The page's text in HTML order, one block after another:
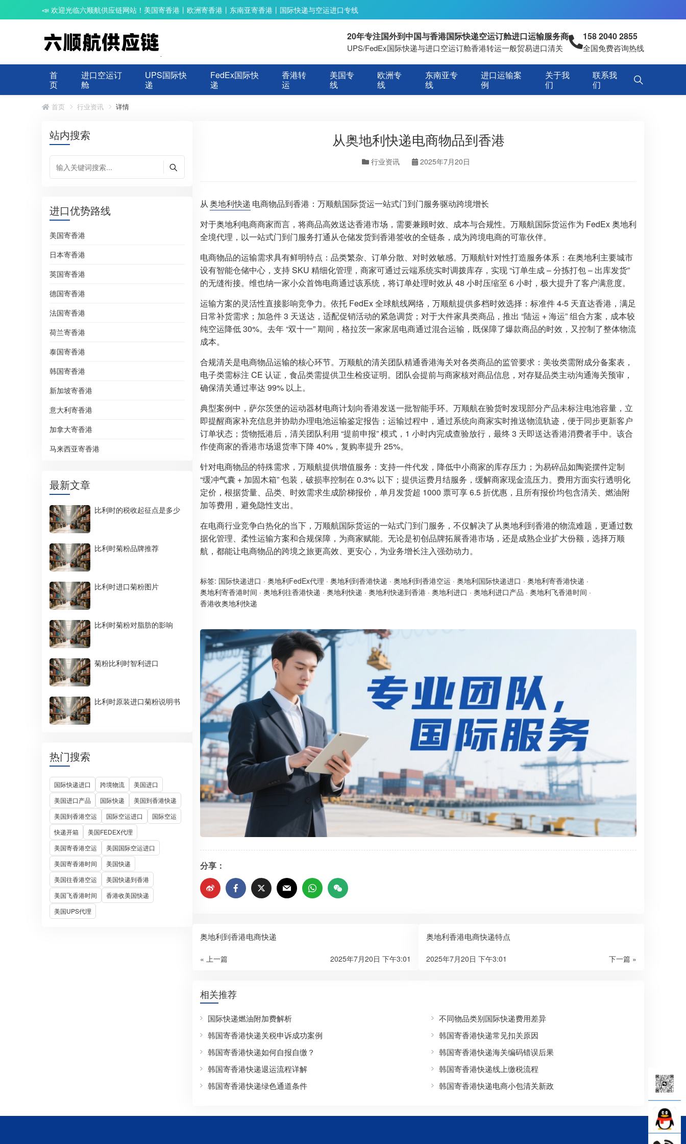
📣 欢迎光临六顺航供应链网站！美国寄香港丨欧洲寄香港丨东南亚寄香港丨国际快递与空运进口专线
20年专注国外到中国与香港国际快递空运订舱进口运输服务商
UPS/FedEx国际快递与进口空运订舱香港转运一般贸易进口清关
158 2040 2855
全国免费咨询热线
首
页
进口空运订
舱
UPS国际快
递
FedEx国际快
递
香港转
运
美国专
线
欧洲专
线
东南亚专
线
进口运输案
例
关于我
们
联系我
们
首页 行业资讯 详情
站内搜索
进口优势路线
美国寄香港
日本寄香港
英国寄香港
德国寄香港
法国寄香港
荷兰寄香港
泰国寄香港
韩国寄香港
新加坡寄香港
意大利寄香港
加拿大寄香港
马来西亚寄香港
最新文章
比利时的税收起征点是多少
比利时菊粉品牌推荐
比利时进口菊粉图片
比利时菊粉对脂肪的影响
菊粉比利时智利进口
比利时原装进口菊粉说明书
热门搜索
国际快递进口 跨境物流
美国进口
美国进口产品
国际快递
美国到香港快递
美国到香港空运
国际空运进口
国际空运
快递开箱
美国FEDEX代理
美国寄香港空运
美国国际空运进口
美国寄香港时间
美国快递
美国往香港空运
美国快递到香港
美国飞香港时间
香港收美国快递
美国UPS代理
从奥地利快递电商物品到香港
行业资讯 2025年7月20日
从奥地利快递 电商物品到香港：万顺航国际货运一站式门到门服务驱动跨境增长
对于奥地利电商商家而言，将商品高效送达香港市场，需要兼顾时效、成本与合规性。万顺航国际货运作为 FedEx 奥地利
全境代理，以一站式门到门服务打通从仓储发货到香港签收的全链条，成为跨境电商的可靠伙伴。
电商物品的运输需求具有鲜明特点：品类繁杂、订单分散、对时效敏感。万顺航针对性打造服务体系：在奥地利主要城市
设有智能仓储中心，支持 SKU 精细化管理，商家可通过云端系统实时调拨库存，实现 “订单生成 – 分拣打包 – 出库发货”
的无缝衔接。维也纳一家小众首饰电商通过该系统，将订单处理时效从 48 小时压缩至 6 小时，极大提升了客户满意度。
运输方案的灵活性直接影响竞争力。依托 FedEx 全球航线网络，万顺航提供多档时效选择：标准件 4-5 天直达香港，满足
日常补货需求；加急件 3 天送达，适配促销活动的紧急调货；对于大件家具类商品，推出 “陆运 + 海运” 组合方案，成本较
纯空运降低 30%。去年 “双十一” 期间，格拉茨一家家居电商通过混合运输，既保障了爆款商品的时效，又控制了整体物流
成本。
合规清关是电商物品运输的核心环节。万顺航的清关团队精通香港海关对各类商品的监管要求：美妆类需附成分备案表，
电子类需标注 CE 认证，食品类需提供卫生检疫证明。团队会提前与商家核对商品信息，对存疑品类主动沟通海关预审，
确保清关通过率达 99% 以上。
典型案例中，萨尔茨堡的运动器材电商计划向香港发送一批智能手环。万顺航在验货时发现部分产品未标注电池容量，立
即提醒商家补充信息并协助办理电池运输鉴定报告；运输过程中，通过系统向商家实时推送物流轨迹，便于同步更新客户
订单状态；货物抵港后，清关团队利用 “提前申报” 模式，1 小时内完成查验放行，最终 3 天即送达香港消费者手中。该合
作使商家的香港市场退货率下降 40%，复购率提升 25%。
针对电商物品的特殊需求，万顺航提供增值服务：支持一件代发，降低中小商家的库存压力；为易碎品如陶瓷摆件定制
“缓冲气囊 + 加固木箱” 包装，破损率控制在 0.3% 以下；提供运费月结服务，缓解商家现金流压力。费用方面实行透明化
定价，根据货量、品类、时效需求生成阶梯报价，单月发货超 1000 票可享 6.5 折优惠，且所有报价均包含清关、燃油附
加等费用，避免隐性支出。
在电商行业竞争白热化的当下，万顺航国际货运的一站式门到门服务，不仅解决了从奥地利到香港的物流难题，更通过数
据化管理、柔性运输方案和合规保障，为商家赋能。无论是初创品牌拓展香港市场，还是成熟企业扩大份额，选择万顺
航，都能让电商物品的跨境之旅更高效、更安心，为业务增长注入强劲动力。
标签: 国际快递进口 · 奥地利FedEx代理 · 奥地利到香港快递 · 奥地利到香港空运 · 奥地利国际快递进口 · 奥地利寄香港快递 ·
奥地利寄香港时间 · 奥地利往香港快递 · 奥地利快递 · 奥地利快递到香港 · 奥地利进口 · 奥地利进口产品 · 奥地利飞香港时间 ·
香港收奥地利快递
分享：
奥地利到香港电商快递
« 上一篇 2025年7月20日 下午3:01
奥地利香港电商快递特点
下一篇 »
2025年7月20日 下午3:01
相关推荐
国际快递燃油附加费解析
不同物品类别国际快递费用差异
韩国寄香港快递关税申诉成功案例
韩国寄香港快递常见扣关原因
韩国寄香港快递如何自报自缴？
韩国寄香港快递海关编码错误后果
韩国寄香港快递退运流程详解
韩国寄香港快递线上缴税流程
韩国寄香港快递绿色通道条件
韩国寄香港快递电商小包清关新政